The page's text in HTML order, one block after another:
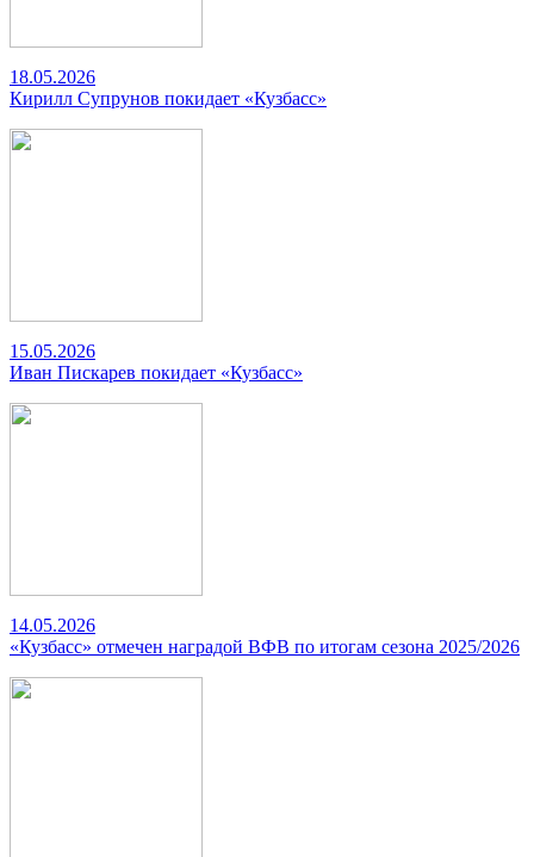
18.05.2026
Кирилл Супрунов покидает «Кузбасс»
15.05.2026
Иван Пискарев покидает «Кузбасс»
14.05.2026
«Кузбасс» отмечен наградой ВФВ по итогам сезона 2025/2026